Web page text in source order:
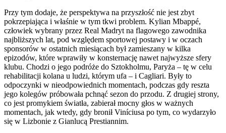
Przy tym dodaje, że perspektywa na przyszłość nie jest zbyt
pokrzepiająca i właśnie w tym tkwi problem. Kylian Mbappé,
człowiek wybrany przez Real Madryt na flagowego zawodnika
najbliższych lat, pod względem sportowej postawy i w oczach
sponsorów w ostatnich miesiącach był zamieszany w kilka
epizodów, które wprawiły w konsternację nawet najwyższe sfery
klubu. Chodzi o jego podróże do Sztokholmu, Paryża – tę w celu
rehabilitacji kolana u ludzi, którym ufa – i Cagliari. Były to
odpoczynki w nieodpowiednich momentach, podczas gdy reszta
jego kolegów próbowała pchnąć sezon do przodu. Z drugiej strony,
co jest promykiem światła, zabierał mocny głos w ważnych
momentach, jak wtedy, gdy bronił Viníciusa po tym, co wydarzyło
się w Lizbonie z Gianlucą Prestiannim.